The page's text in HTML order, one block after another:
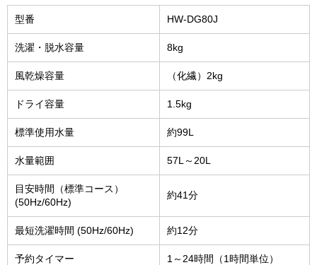
型番 HW-DG80J
洗濯・脱水容量 8kg
風乾燥容量 （化繊）2kg
ドライ容量 1.5kg
標準使用水量 約99L
水量範囲 57L～20L
目安時間（標準コース）
(50Hz/60Hz)
約41分
最短洗濯時間 (50Hz/60Hz) 約12分
予約タイマー 1～24時間（1時間単位）